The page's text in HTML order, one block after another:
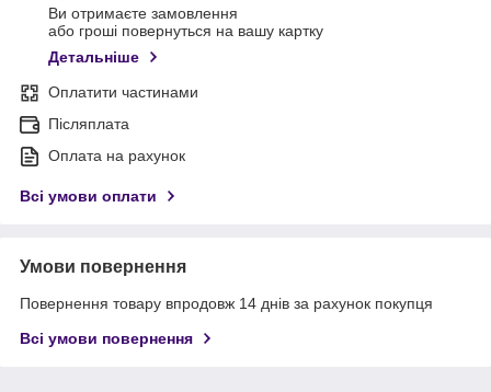
Ви отримаєте замовлення
або гроші повернуться на вашу картку
Детальніше
Оплатити частинами
Післяплата
Оплата на рахунок
Всі умови оплати
Умови повернення
Повернення товару впродовж 14 днів за рахунок покупця
Всі умови повернення